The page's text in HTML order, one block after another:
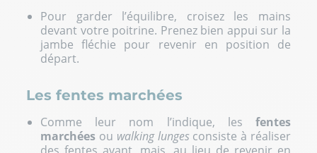
Pour garder l’équilibre, croisez les mains
devant votre poitrine. Prenez bien appui sur la
jambe fléchie pour revenir en position de
départ.
Les fentes marchées
Comme leur nom l’indique, les fentes
marchées ou walking lunges consiste à réaliser